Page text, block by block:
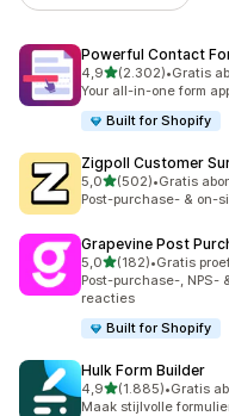
Powerful Contact
4,9van 5 sterren
(2.302)
2302 recensies in
•Gratis
Your all-in-one form
Built for Shopify
Zigpoll Customer
5,0van 5 sterren
(502)
502 recensies in totaal
•Gratis
Post-purchase- & on-
Grapevine Post
5,0van 5 sterren
(182)
182 recensies in totaal
•Gratis
Post-purchase-, NPS-
reacties
Built for Shopify
Hulk Form Builder
4,9van 5 sterren
(1.885)
1885 recensies in
•Gratis
Maak stijlvolle